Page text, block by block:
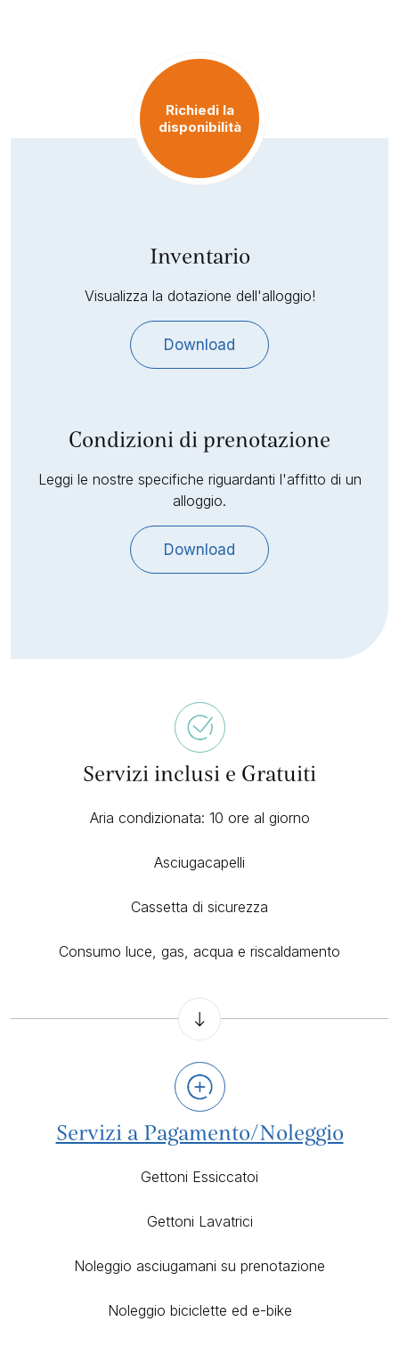
Richiedi la
disponibilità
Inventario
Visualizza la dotazione dell'alloggio!
Download
Condizioni di prenotazione
Leggi le nostre specifiche riguardanti l'affitto di un
alloggio.
Download
Servizi inclusi e Gratuiti
Aria condizionata: 10 ore al giorno
Asciugacapelli
Cassetta di sicurezza
Consumo luce, gas, acqua e riscaldamento
Servizi a Pagamento/Noleggio
Gettoni Essiccatoi
Gettoni Lavatrici
Noleggio asciugamani su prenotazione
Noleggio biciclette ed e-bike